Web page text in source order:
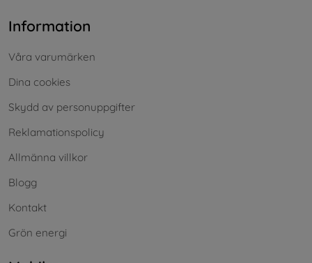
Information
Våra varumärken
Dina cookies
Skydd av personuppgifter
Reklamationspolicy
Allmänna villkor
Blogg
Kontakt
Grön energi